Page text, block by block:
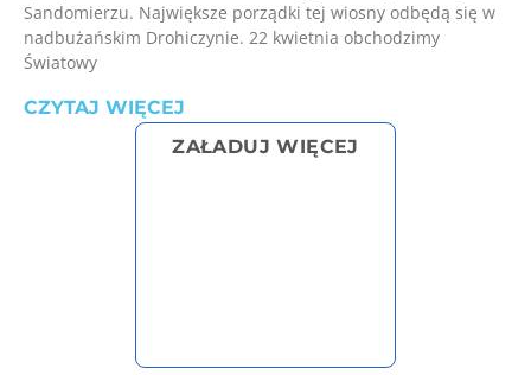
Sandomierzu. Największe porządki tej wiosny odbędą się w
nadbużańskim Drohiczynie. 22 kwietnia obchodzimy
Światowy
CZYTAJ WIĘCEJ
ZAŁADUJ WIĘCEJ